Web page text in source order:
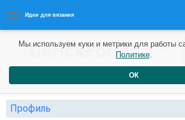
Идеи для вязания
DerickForma3 года
Профиль
Мы используем куки и метрики для работы
Политике.
ОК